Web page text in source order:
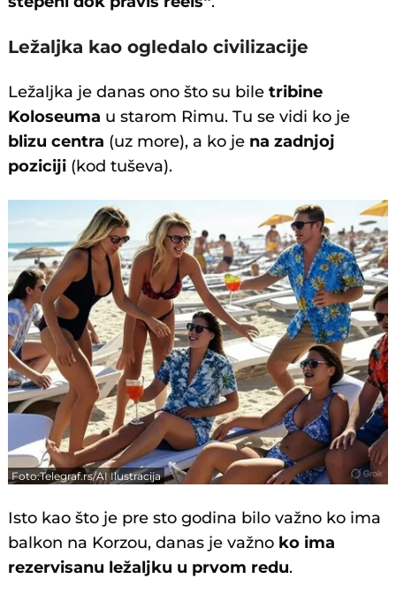
Ležaljka kao ogledalo civilizacije
Ležaljka je danas ono što su biletribine
Koloseuma u starom Rimu. Tu se vidi ko je
blizu centra (uz more), a ko je na zadnjoj
poziciji (kod tuševa).
Foto:Telegraf.rs/AI Ilustracija
Isto kao što je pre sto godina bilo važno ko ima
balkon na Korzou, danas je važno ko ima
rezervisanu ležaljku u prvom redu.